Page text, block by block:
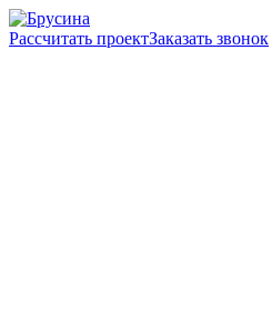
Рассчитать проектЗаказать звонок